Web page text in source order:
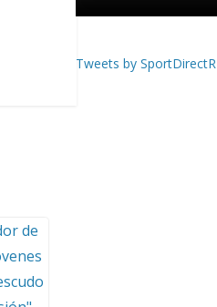
Tweets by SportDirectR